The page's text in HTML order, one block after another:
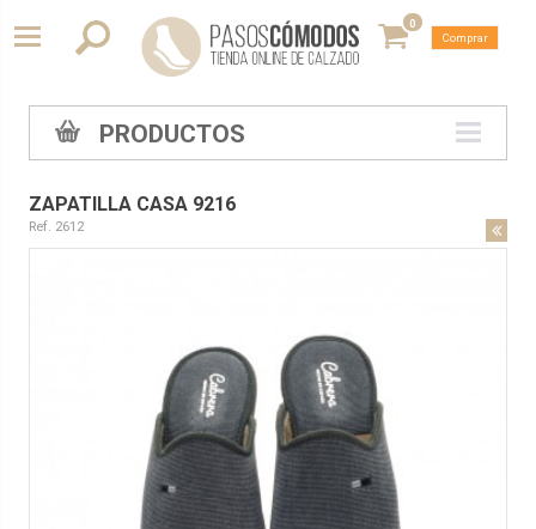
0
Comprar
PRODUCTOS
ZAPATILLA CASA 9216
Ref. 2612